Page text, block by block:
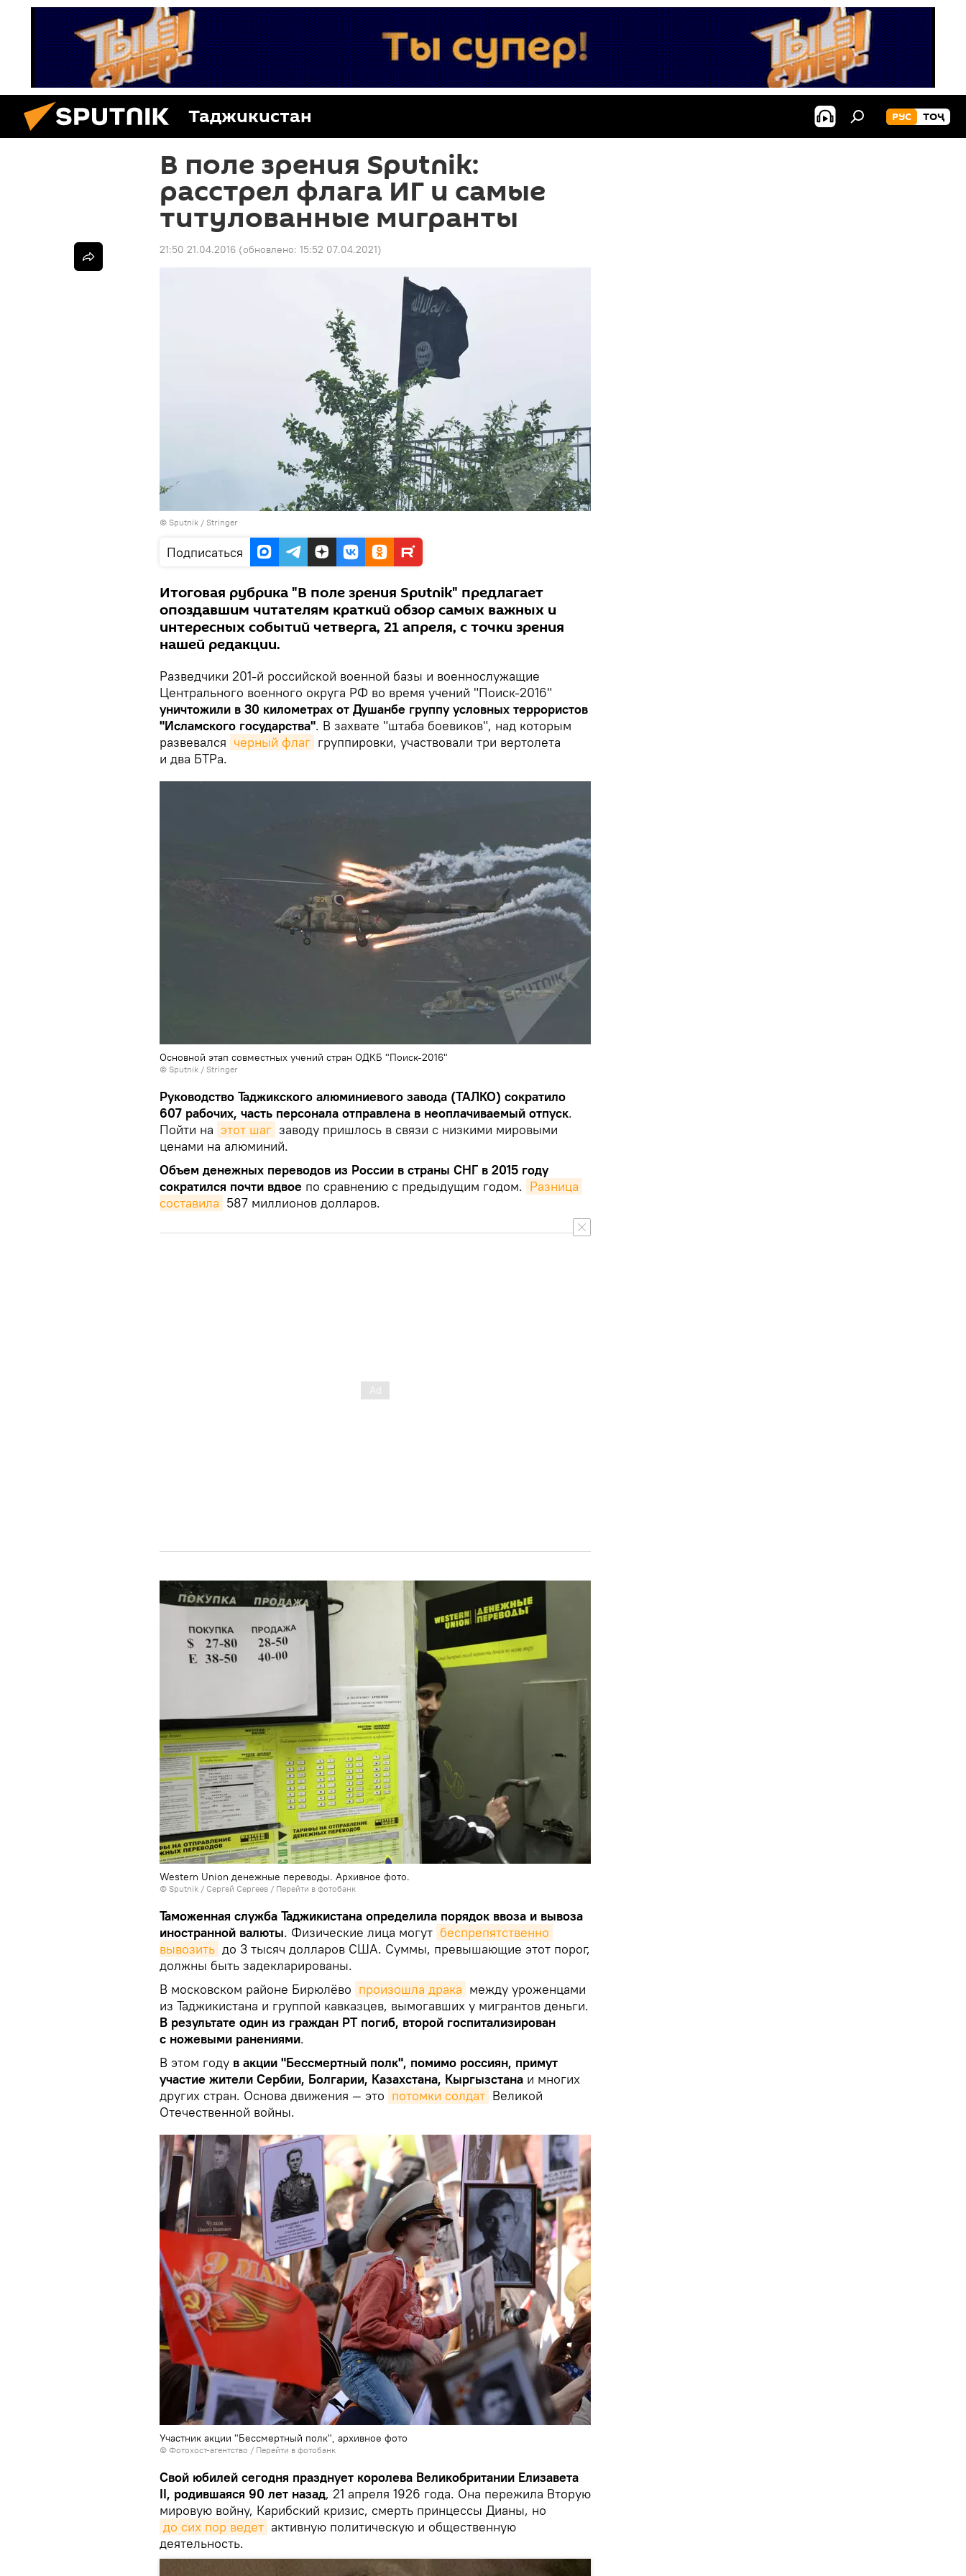
Таджикистан РУС ТОҶ
В поле зрения Sputnik:
расстрел флага ИГ и самые
титулованные мигранты
21:50 21.04.2016 (обновлено: 15:52 07.04.2021)
© Sputnik / Stringer
Подписаться
Итоговая рубрика "В поле зрения Sputnik" предлагает
опоздавшим читателям краткий обзор самых важных и
интересных событий четверга, 21 апреля, с точки зрения
нашей редакции.
Разведчики 201-й российской военной базы и военнослужащие
Центрального военного округа РФ во время учений "Поиск-2016"
уничтожили в 30 километрах от Душанбе группу условных террористов
"Исламского государства". В захвате "штаба боевиков", над которым
развевался черный флаг группировки, участвовали три вертолета
и два БТРа.
Основной этап совместных учений стран ОДКБ "Поиск-2016"
© Sputnik / Stringer
Руководство Таджикского алюминиевого завода (ТАЛКО) сократило
607 рабочих, часть персонала отправлена в неоплачиваемый отпуск.
Пойти на этот шаг заводу пришлось в связи с низкими мировыми
ценами на алюминий.
Объем денежных переводов из России в страны СНГ в 2015 году
сократился почти вдвое по сравнению с предыдущим годом. Разница
составила 587 миллионов долларов.
Western Union денежные переводы. Архивное фото.
© Sputnik / Сергей Сергеев / Перейти в фотобанк
Таможенная служба Таджикистана определила порядок ввоза и вывоза
иностранной валюты. Физические лица могут беспрепятственно
вывозить до 3 тысяч долларов США. Суммы, превышающие этот порог,
должны быть задекларированы.
В московском районе Бирюлёво произошла драка между уроженцами
из Таджикистана и группой кавказцев, вымогавших у мигрантов деньги.
В результате один из граждан РТ погиб, второй госпитализирован
с ножевыми ранениями.
В этом году в акции "Бессмертный полк", помимо россиян, примут
участие жители Сербии, Болгарии, Казахстана, Кыргызстана и многих
других стран. Основа движения — это потомки солдат Великой
Отечественной войны.
Участник акции "Бессмертный полк", архивное фото
© Фотохост-агентство / Перейти в фотобанк
Свой юбилей сегодня празднует королева Великобритании Елизавета
II, родившаяся 90 лет назад, 21 апреля 1926 года. Она пережила Вторую
мировую войну, Карибский кризис, смерть принцессы Дианы, но
до сих пор ведет активную политическую и общественную
деятельность.